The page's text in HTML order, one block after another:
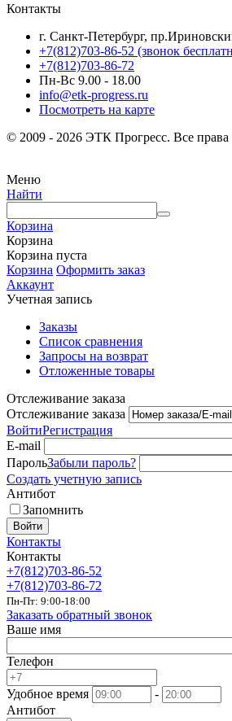
Контакты
г. Санкт-Петербург,
+7(812)703-86-52 (звонок
+7(812)703-86-72
Пн-Вс 9.00 - 18.00
info@etk-progress.ru
Посмотреть на карте
© 2009 - 2026 ЭТК Прогресс. Все
Меню
Найти
Корзина
Корзина
Корзина пуста
Корзина Оформить заказ
Аккаунт
Учетная запись
Заказы
Список сравнения
Запросы на возврат
Отложенные товары
Отслеживание заказа
Отслеживание заказа
ВойтиРегистрация
E-mail
ПарольЗабыли пароль?
Создать учетную запись
Антибот
Запомнить
Войти
Контакты
Контакты
+7(812)703-86-52
+7(812)703-86-72
Пн-Пт: 9:00-18:00
Заказать обратный звонок
Ваше имя
Телефон
Удобное время
-
Антибот